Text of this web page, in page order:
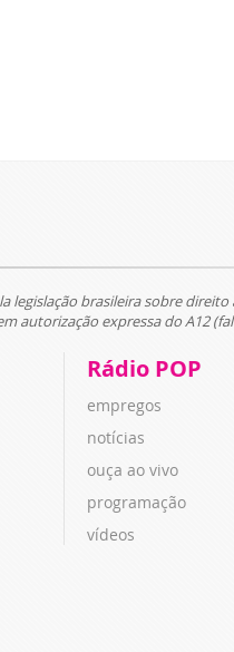
legislação brasileira sobre direito
autorização expressa do A12
Rádio POP
empregos
notícias
ouça ao vivo
programação
vídeos